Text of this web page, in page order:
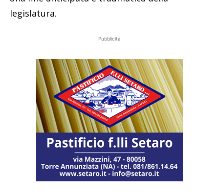
legislatura.
Pubblicità